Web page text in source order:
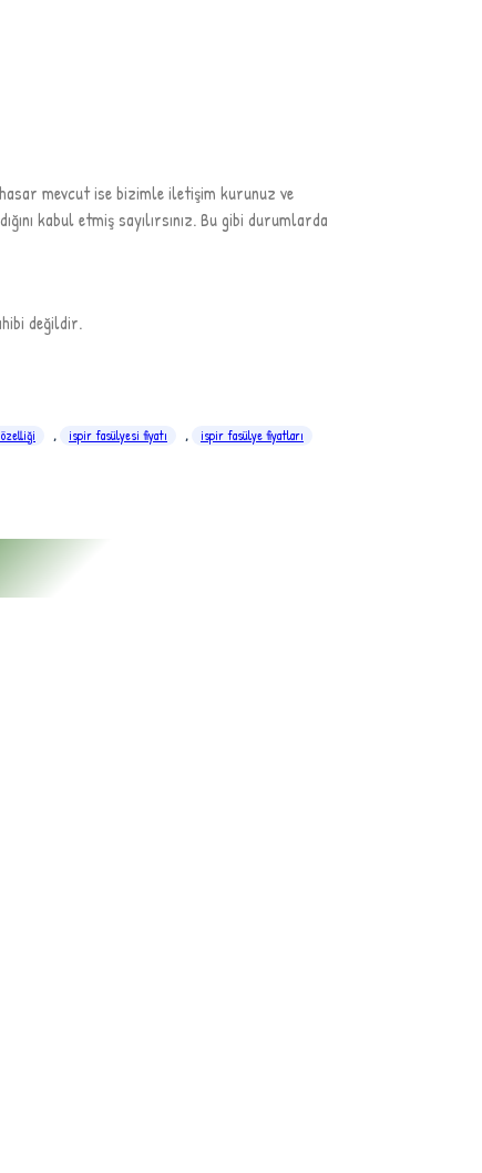
mevcut ise bizimle iletişim kurunuz ve
kabul etmiş sayılırsınız. Bu gibi durumlarda
değildir.
, ispir fasülyesi fiyatı ,
ispir fasülye fiyatları